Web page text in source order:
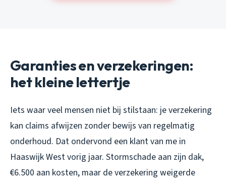
Garanties en verzekeringen:
het kleine lettertje
Iets waar veel mensen niet bij stilstaan: je verzekering
kan claims afwijzen zonder bewijs van regelmatig
onderhoud. Dat ondervond een klant van me in
Haaswijk West vorig jaar. Stormschade aan zijn dak,
€6.500 aan kosten, maar de verzekering weigerde